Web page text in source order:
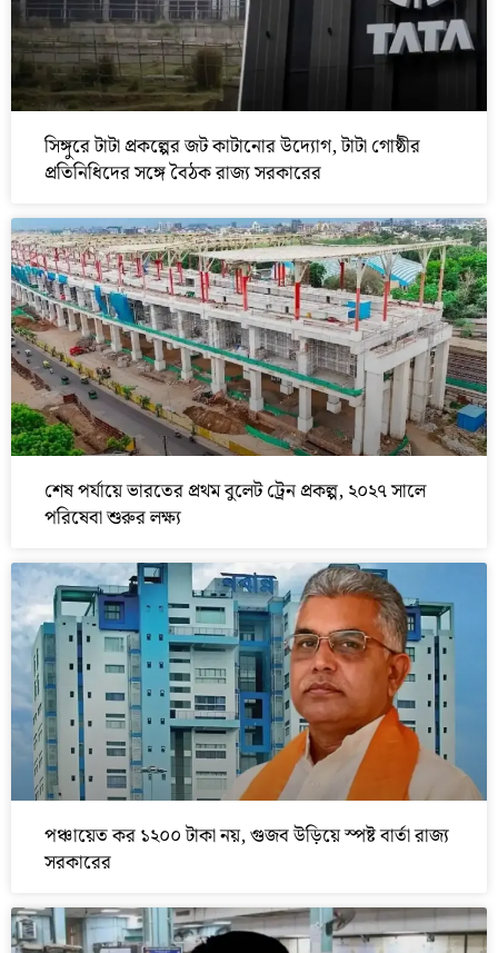
সিঙ্গুরে টাটা প্রকল্পের জট কাটানোর উদ্যোগ, টাটা গোষ্ঠীর
প্রতিনিধিদের সঙ্গে বৈঠক রাজ্য সরকারের
শেষ পর্যায়ে ভারতের প্রথম বুলেট ট্রেন প্রকল্প, ২০২৭ সালে
পরিষেবা শুরুর লক্ষ্য
পঞ্চায়েত কর ১২০০ টাকা নয়, গুজব উড়িয়ে স্পষ্ট বার্তা রাজ্য
সরকারের